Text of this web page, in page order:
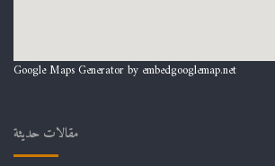
Google Maps Generator by embedgooglemap.net
مقالات حديثة